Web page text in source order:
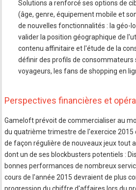
Solutions a renforcé ses options de
(âge, genre, équipement mobile et
de nouvelles fonctionnalités : la géo-
valider la position géographique de
contenu affinitaire et l'étude de la
définir des profils de consommateurs
voyageurs, les fans de shopping en
Perspectives financières et
Gameloft prévoit de commercialiser au
du quatrième trimestre de l'exercice 2015
de façon régulière de nouveaux jeux tout
dont un de ses blockbusters potentiels :
bonnes performances de nombreux
cours de l'année 2015 devraient de plus